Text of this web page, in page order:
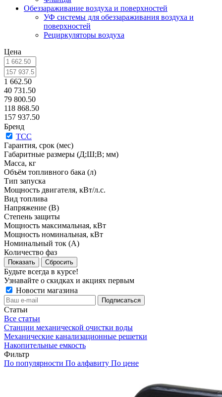
Обеззараживание воздуха и поверхностей
УФ системы для обеззараживания воздуха и
поверхностей
Рециркуляторы воздуха
Цена
1 662.50
40 731.50
79 800.50
118 868.50
157 937.50
Бренд
ТСС
Гарантия, срок (мес)
Габаритные размеры (Д;Ш;В; мм)
Масса, кг
Объём топливного бака (л)
Тип запуска
Мощность двигателя, кВт/л.с.
Вид топлива
Напряжение (В)
Степень защиты
Мощность максимальная, кВт
Мощность номинальная, кВт
Номинальный ток (А)
Количество фаз
Сбросить
Будьте всегда в курсе!
Узнавайте о скидках и акциях первым
Новости магазина
Статьи
Все статьи
Станции механической очистки воды
Механические канализационные решетки
Накопительные емкость
Фильтр
По популярности По алфавиту По цене